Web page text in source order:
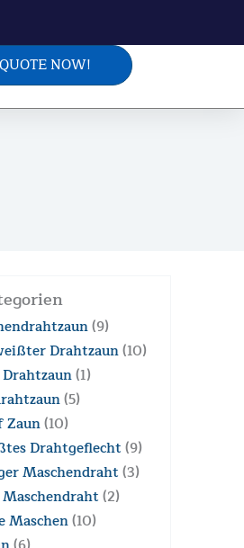
NOW!
(9)
Drahtzaun(10)
(1)
(5)
Zaun(10)
Drahtgeflecht (9)
Maschendraht(3)
(2)
Maschen(10)